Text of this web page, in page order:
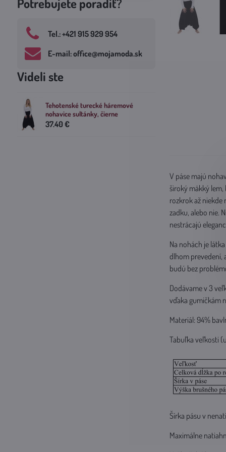
V páse majú
široký mäkký
rozkrok až niekde
zadku, alebo nie.
nestrácajú
Na nohách je
dlhom prevedení,
budú bez
Dodávame v 3
vďaka gumičkám
Materiál: 94%
Tabuľka veľkosti
Šírka pásu v
Maximálne
Potrebujete poradiť?
Tel​.: +421 915 929 954
E-mail: office​@mojamoda​.sk
Videli ste
Tehotenské turecké háremové
nohavice sultánky, čierne
37.40 €